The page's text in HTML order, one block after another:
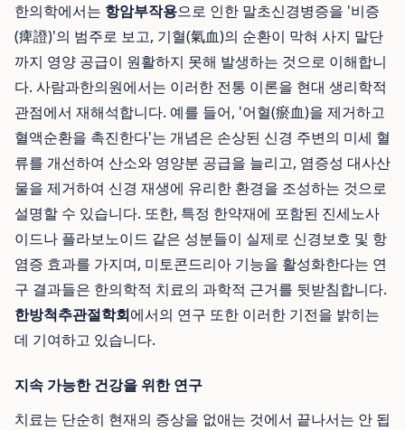
한의학에서는 항암부작용으로 인한 말초신경병증을 '비증
(痺證)'의 범주로 보고, 기혈(氣血)의 순환이 막혀 사지 말단
까지 영양 공급이 원활하지 못해 발생하는 것으로 이해합니
다. 사람과한의원에서는 이러한 전통 이론을 현대 생리학적
관점에서 재해석합니다. 예를 들어, '어혈(瘀血)을 제거하고
혈액순환을 촉진한다'는 개념은 손상된 신경 주변의 미세 혈
류를 개선하여 산소와 영양분 공급을 늘리고, 염증성 대사산
물을 제거하여 신경 재생에 유리한 환경을 조성하는 것으로
설명할 수 있습니다. 또한, 특정 한약재에 포함된 진세노사
이드나 플라보노이드 같은 성분들이 실제로 신경보호 및 항
염증 효과를 가지며, 미토콘드리아 기능을 활성화한다는 연
구 결과들은 한의학적 치료의 과학적 근거를 뒷받침합니다.
한방척추관절학회에서의 연구 또한 이러한 기전을 밝히는
데 기여하고 있습니다.
지속 가능한 건강을 위한 연구
치료는 단순히 현재의 증상을 없애는 것에서 끝나서는 안 됩